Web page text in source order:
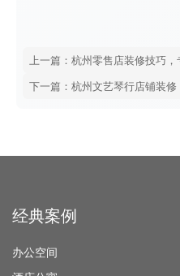
经典案例
办公空间